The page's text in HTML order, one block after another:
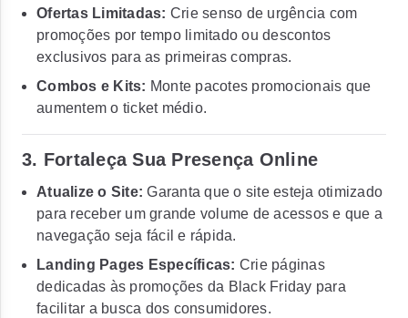
Ofertas Limitadas: Crie senso de urgência com
promoções por tempo limitado ou descontos
exclusivos para as primeiras compras.
Combos e Kits: Monte pacotes promocionais que
aumentem o ticket médio.
3. Fortaleça Sua Presença Online
Atualize o Site: Garanta que o site esteja otimizado
para receber um grande volume de acessos e que a
navegação seja fácil e rápida.
Landing Pages Específicas: Crie páginas
dedicadas às promoções da Black Friday para
facilitar a busca dos consumidores.